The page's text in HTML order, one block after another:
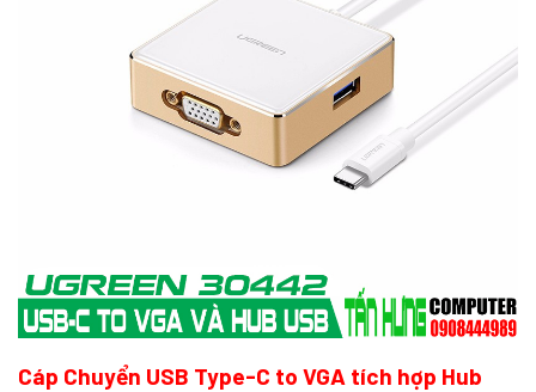
Cáp Chuyển USB Type-C to VGA tích hợp Hub